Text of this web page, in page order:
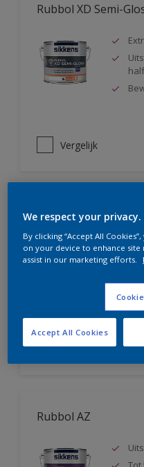
Rubbol XD Semi-
Vergelijk
Rubbol SB
Vergelijk
Rubbol AZ
We respect your privacy.
By clicking “Accept All
on your device to enhance site
assist in our marketing efforts.
Accept All Cookies